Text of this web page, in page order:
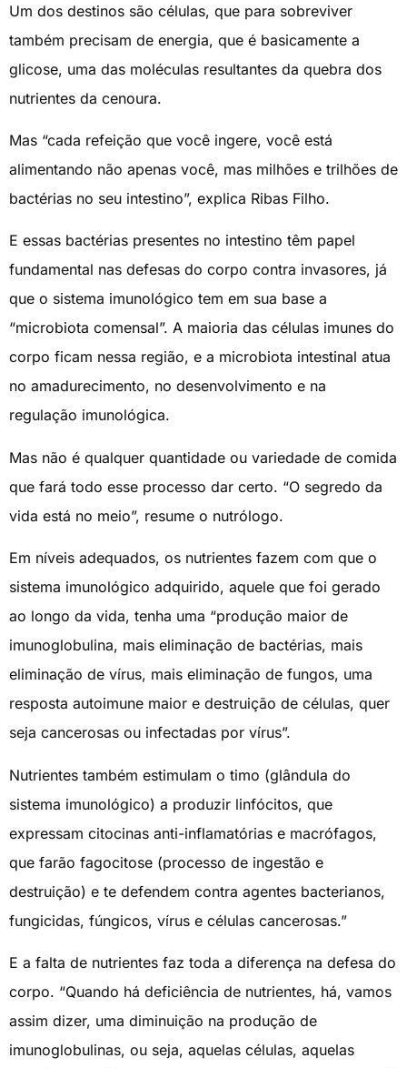
Um dos destinos são células, que para sobreviver
também precisam de energia, que é basicamente a
glicose, uma das moléculas resultantes da quebra dos
nutrientes da cenoura.
Mas “cada refeição que você ingere, você está
alimentando não apenas você, mas milhões e trilhões de
bactérias no seu intestino”, explica Ribas Filho.
E essas bactérias presentes no intestino têm papel
fundamental nas defesas do corpo contra invasores, já
que o sistema imunológico tem em sua base a
“microbiota comensal”. A maioria das células imunes do
corpo ficam nessa região, e a microbiota intestinal atua
no amadurecimento, no desenvolvimento e na
regulação imunológica.
Mas não é qualquer quantidade ou variedade de comida
que fará todo esse processo dar certo. “O segredo da
vida está no meio”, resume o nutrólogo.
Em níveis adequados, os nutrientes fazem com que o
sistema imunológico adquirido, aquele que foi gerado
ao longo da vida, tenha uma “produção maior de
imunoglobulina, mais eliminação de bactérias, mais
eliminação de vírus, mais eliminação de fungos, uma
resposta autoimune maior e destruição de células, quer
seja cancerosas ou infectadas por vírus”.
Nutrientes também estimulam o timo (glândula do
sistema imunológico) a produzir linfócitos, que
expressam citocinas anti-inflamatórias e macrófagos,
que farão fagocitose (processo de ingestão e
destruição) e te defendem contra agentes bacterianos,
fungicidas, fúngicos, vírus e células cancerosas.”
E a falta de nutrientes faz toda a diferença na defesa do
corpo. “Quando há deficiência de nutrientes, há, vamos
assim dizer, uma diminuição na produção de
imunoglobulinas, ou seja, aquelas células, aquelas